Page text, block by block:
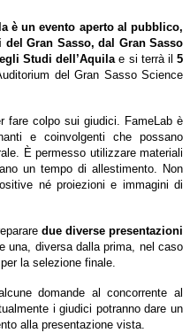
è un evento aperto al pubblico,
Gran Sasso, dal Gran Sasso
Studi dell’Aquilae si terrà il5
del Gran Sasso Science
fare colpo sui giudici. FameLab è
e coinvolgenti che possano
È permesso utilizzare materiali
un tempo di allestimento. Non
né proiezioni e immagini di
due diverse presentazioni
una, diversa dalla prima, nel caso
la selezione finale.
domande al concorrente al
i giudici potranno dare un
alla presentazione vista.